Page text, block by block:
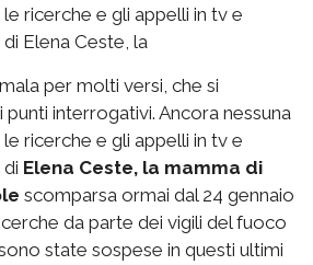
ricerche e gli appelli in tv e
Elena Ceste, la
per molti versi, che si
interrogativi. Ancora nessuna
ricerche e gli appelli in tv e
Elena Ceste, la mamma di
scomparsa ormai dal 24 gennaio
da parte dei vigili del fuoco
state sospese in questi ultimi